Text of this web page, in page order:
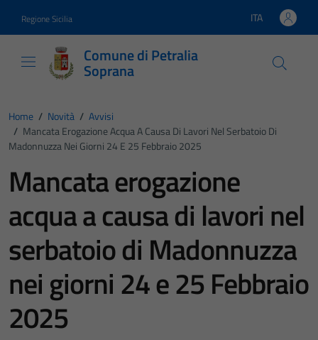
Regione Sicilia Lingua attiva:
ITA
Comune di Petralia
Soprana
Home / Novità / Avvisi
/ Mancata Erogazione Acqua A Causa Di Lavori Nel Serbatoio Di
Madonnuzza Nei Giorni 24 E 25 Febbraio 2025
Mancata erogazione
acqua a causa di lavori nel
serbatoio di Madonnuzza
nei giorni 24 e 25 Febbraio
2025